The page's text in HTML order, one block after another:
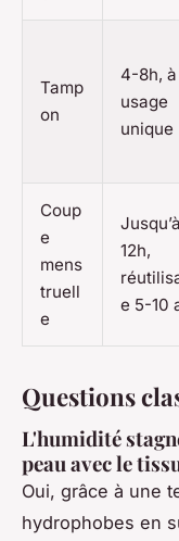
Tamp
on
4-8h, à
usage
unique
Coup
e
mens
truell
e
Jusqu’à
12h,
e 5-10
Questions
L'humidité
peau avec le
Oui, grâce à une
hydrophobes en